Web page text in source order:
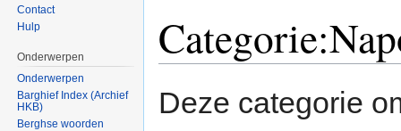
Deze categorie
Contact
Hulp
Onderwerpen
Onderwerpen
Barghief Index (Archief
HKB)
Berghse woorden